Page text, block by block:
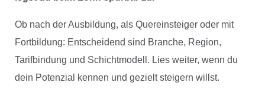
Ob nach der Ausbildung, als Quereinsteiger oder mit
Fortbildung: Entscheidend sind Branche, Region,
Tarifbindung und Schichtmodell. Lies weiter, wenn du
dein Potenzial kennen und gezielt steigern willst.